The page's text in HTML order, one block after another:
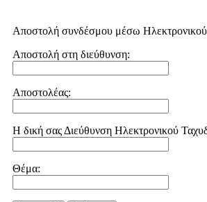
Αποστολή συνδέσμου μέσω
Αποστολή στη διεύθυνση:
Αποστολέας:
Η δική σας Διεύθυνση Ηλεκτρονικού
Θέμα: